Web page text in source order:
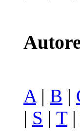
A | B |
| S | T|